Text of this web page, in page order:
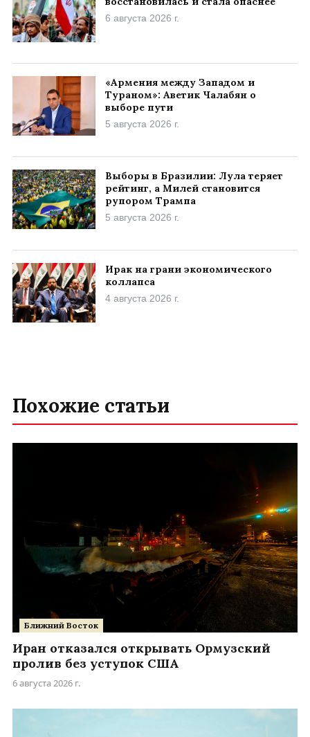
6 августа 2026 г.
«Армения между Западом и
Тураном»: Аветик Чалабян о
выборе пути
5 августа 2026 г.
Выборы в Бразилии: Лула теряет
рейтинг, а Милей становится
рупором Трампа
5 августа 2026 г.
Ирак на грани экономического
коллапса
4 августа 2026 г.
Похожие статьи
Ближний Восток
Иран отказался открывать Ормузский
пролив без уступок США
6 августа 2026 г.